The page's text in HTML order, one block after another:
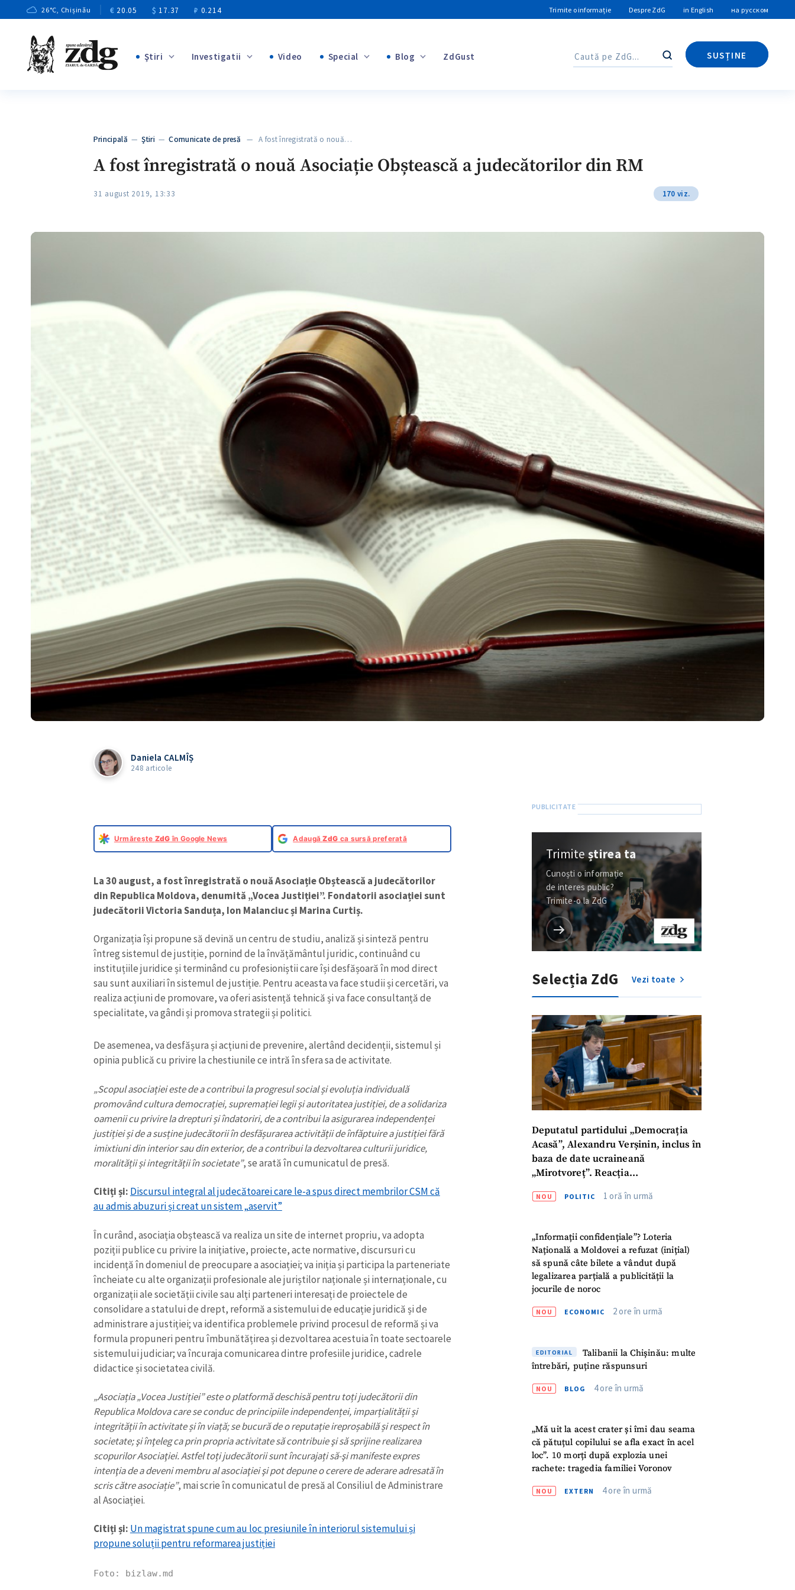
26°C, Chișinău € 20.05 $ 17.37 ₽ 0.214 Trimite o informație Despre ZdG in English на русском
Ştiri Investigatii Video Special
+1
Blog ZdGust Caută
SUSȚINE
Caută
Principală —Ştiri —Comunicate de presă — A fost înregistrată o nouă…
A fost înregistrată o nouă Asociație Obștească a judecătorilor din RM
31 august 2019, 13:33 170 viz.
Daniela CALMÎȘ
248 articole
Urmărește ZdG în Google News AdaugăZdG ca sursă preferată
La 30 august, a fost înregistrată o nouă Asociație Obștească a judecătorilor
din Republica Moldova, denumită „Vocea Justiției”. Fondatorii asociației sunt
judecătorii Victoria Sanduța, Ion Malanciuc și Marina Curtiș.
Organizația își propune să devină un centru de studiu, analiză și sinteză pentru
întreg sistemul de justiție, pornind de la învățământul juridic, continuând cu
instituțiile juridice și terminând cu profesioniștii care își desfășoară în mod direct
sau sunt auxiliari în sistemul de justiție. Pentru aceasta va face studii și cercetări, va
realiza acțiuni de promovare, va oferi asistență tehnică și va face consultanță de
specialitate, va gândi și promova strategii și politici.
De asemenea, va desfășura și acțiuni de prevenire, alertând decidenții, sistemul și
opinia publică cu privire la chestiunile ce intră în sfera sa de activitate.
„Scopul asociației este de a contribui la progresul social și evoluția individuală
promovând cultura democrației, supremației legii și autoritatea justiției, de a solidariza
oamenii cu privire la drepturi și îndatoriri, de a contribui la asigurarea independenței
justiției și de a susține judecătorii în desfășurarea activității de înfăptuire a justiției fără
imixtiuni din interior sau din exterior, de a contribui la dezvoltarea culturii juridice,
moralității și integrității în societate”, se arată în cumunicatul de presă.
Citiți și: Discursul integral al judecătoarei care le-a spus direct membrilor CSM că
au admis abuzuri și creat un sistem „aservit”
În curând, asociația obștească va realiza un site de internet propriu, va adopta
poziții publice cu privire la inițiative, proiecte, acte normative, discursuri cu
incidență în domeniul de preocupare a asociației; va iniția și participa la parteneriate
încheiate cu alte organizații profesionale ale juriștilor naționale și internaționale, cu
organizații ale societății civile sau alți parteneri interesați de proiectele de
consolidare a statului de drept, reformă a sistemului de educație juridică și de
administrare a justiției; va identifica problemele privind procesul de reformă și va
formula propuneri pentru îmbunătățirea și dezvoltarea acestuia în toate sectoarele
sistemului judiciar; va încuraja comunicarea dintre profesiile juridice, cadrele
didactice și societatea civilă.
„Asociația „Vocea Justiției” este o platformă deschisă pentru toți judecătorii din
Republica Moldova care se conduc de principiile independenței, imparțialității și
integrității în activitate și în viață; se bucură de o reputație ireproșabilă și respect în
societate; şi înţeleg ca prin propria activitate să contribuie şi să sprijine realizarea
scopurilor Asociaţiei. Astfel toți judecătorii sunt încurajați să-şi manifeste expres
intenţia de a deveni membru al asociaţiei şi pot depune o cerere de aderare adresată în
scris către asociație”, mai scrie în comunicatul de presă al Consiliul de Administrare
al Asociației.
Citiți și: Un magistrat spune cum au loc presiunile în interiorul sistemului și
propune soluții pentru reformarea justiției
Foto: bizlaw.md
Trimiteștirea ta
Cunoști o informație
de interes public?
Trimite-o la ZdG
Selecția ZdG Vezi toate
Deputatul partidului „Democrația
Acasă”, Alexandru Verșinin, inclus în
baza de date ucraineană
„Mirotvoreț”. Reacția
NOU POLITIC 1 oră în urmă
„Informații confidențiale”? Loteria
Națională a Moldovei a refuzat (inițial)
să spună câte bilete a vândut după
legalizarea parțială a publicității la
jocurile de noroc
NOU ECONOMIC 2 ore în urmă
EDITORIAL
Talibanii la Chișinău: multe
întrebări, puține răspunsuri
NOU BLOG 4 ore în urmă
„Mă uit la acest crater și îmi dau seama
că pătuțul copilului se afla exact în acel
loc”. 10 morți după explozia unei
rachete: tragedia familiei Voronov
NOU EXTERN 4 ore în urmă
ȘTIREA MEA
Titlu știre + Adaugă titlu
Fotografie + Încarcă imagine
Link media + Link media
Mesajul știrei + Mesajul știrei
+ Numele meu
+ Telefon personal
Am citit și sunt de acord cupolitica de
TRIMITE ȘTIREA